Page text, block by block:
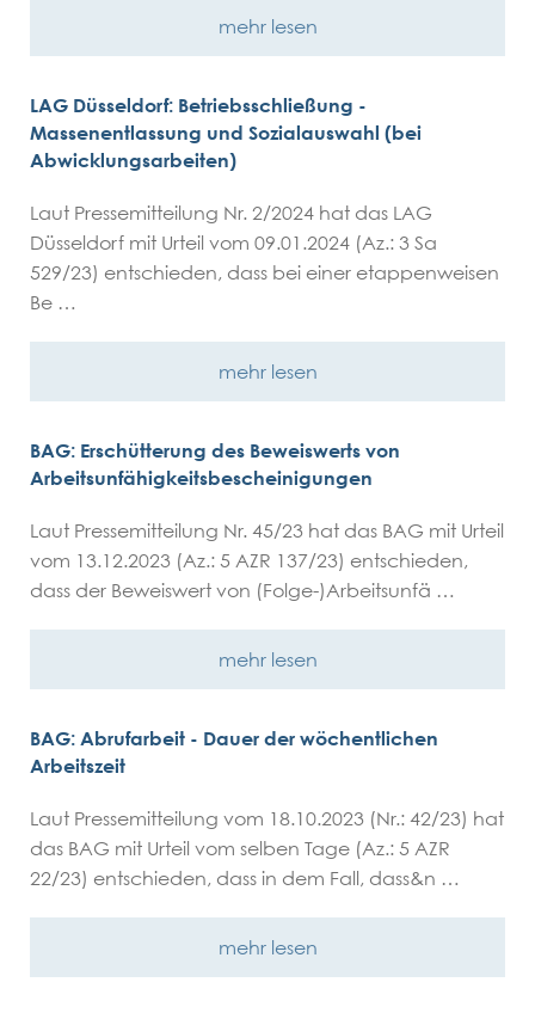
mehr lesen
LAG Düsseldorf: Betriebsschließung -
Massenentlassung und Sozialauswahl (bei
Abwicklungsarbeiten)
Laut Pressemitteilung Nr. 2/2024 hat das LAG
Düsseldorf mit Urteil vom 09.01.2024 (Az.: 3 Sa
529/23) entschieden, dass bei einer etappenweisen
Be …
mehr lesen
BAG: Erschütterung des Beweiswerts von
Arbeitsunfähigkeitsbescheinigungen
Laut Pressemitteilung Nr. 45/23 hat das BAG mit Urteil
vom 13.12.2023 (Az.: 5 AZR 137/23) entschieden,
dass der Beweiswert von (Folge-)Arbeitsunfä …
mehr lesen
BAG: Abrufarbeit - Dauer der wöchentlichen
Arbeitszeit
Laut Pressemitteilung vom 18.10.2023 (Nr.: 42/23) hat
das BAG mit Urteil vom selben Tage (Az.: 5 AZR
22/23) entschieden, dass in dem Fall, dass&n …
mehr lesen